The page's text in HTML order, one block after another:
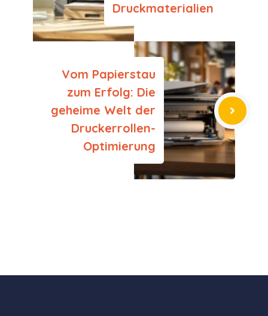
Druckmaterialien
Vom Papierstau
zum Erfolg: Die
geheime Welt der
Druckerrollen-
Optimierung